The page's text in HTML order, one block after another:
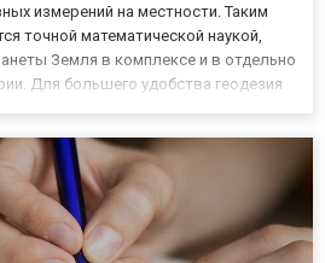
измерений на местности. Таким
точной математической наукой,
Земля в комплексе и в отдельно
Для большего удобства геодезия